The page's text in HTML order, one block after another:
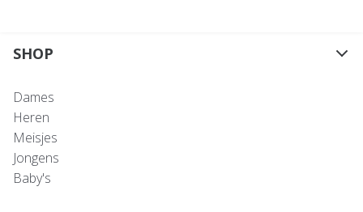
SHOP
Dames
Heren
Meisjes
Jongens
Baby's